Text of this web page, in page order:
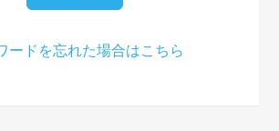
ードを忘れた場合はこちら